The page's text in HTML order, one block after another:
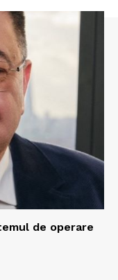
de operare